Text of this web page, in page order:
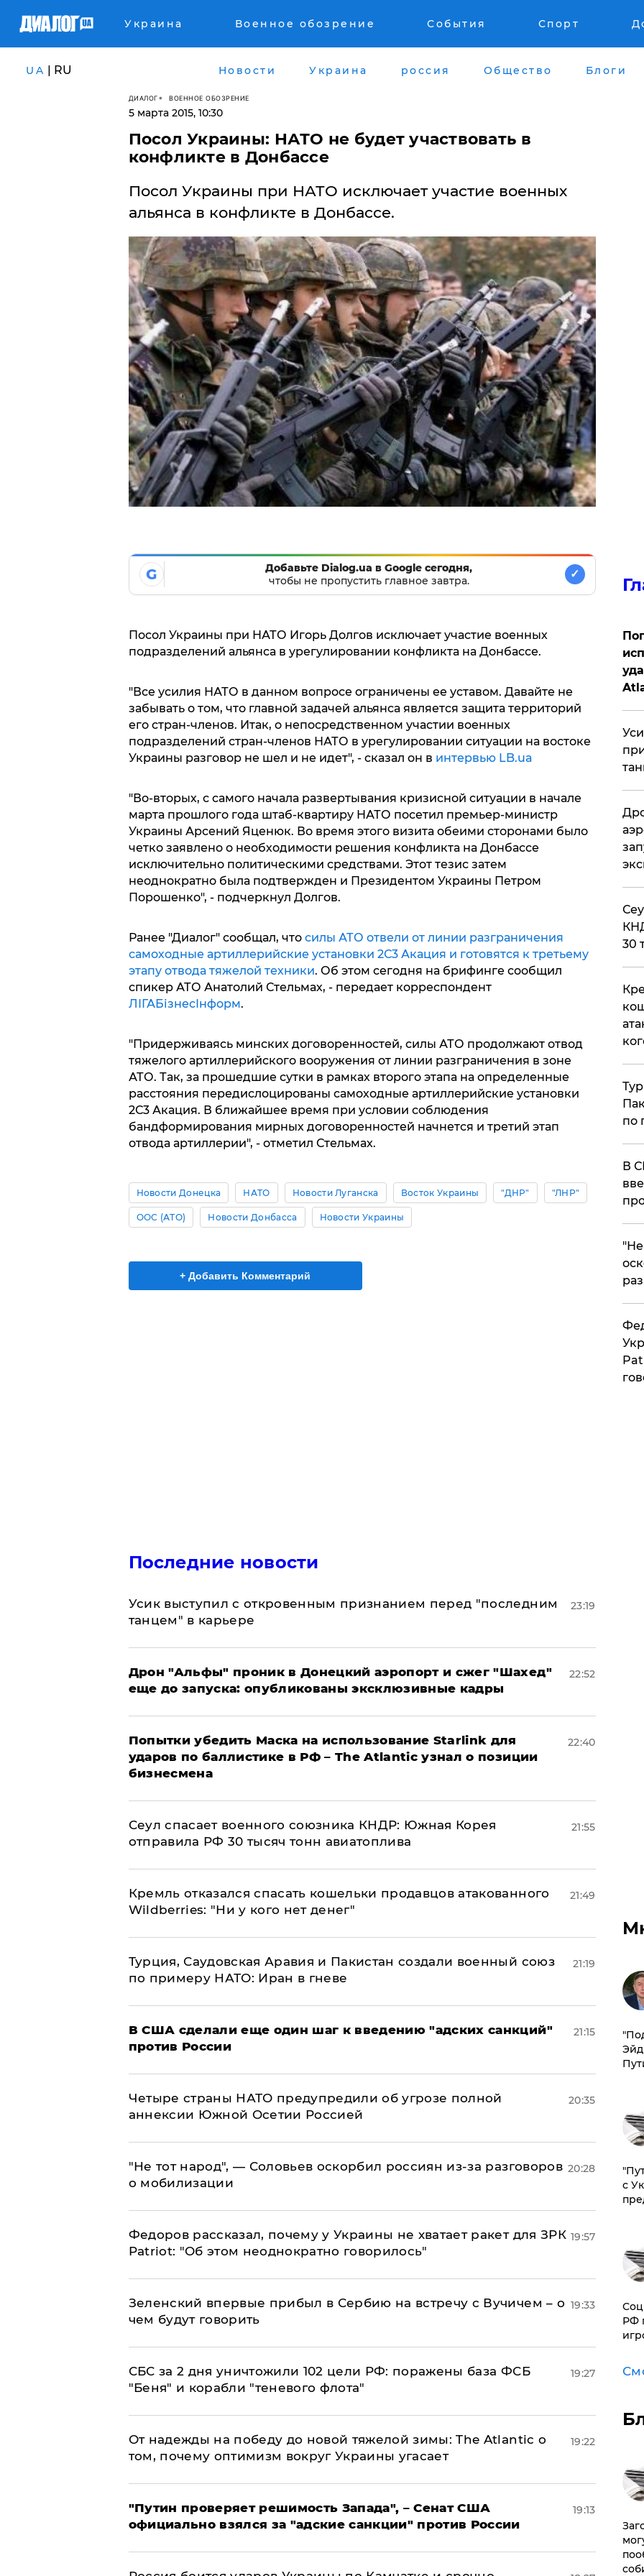
Украина Военное обозрение События Спорт
UA | RU Новости Украина россия Общество Блоги
ДИАЛОГ ВОЕННОЕ ОБОЗРЕНИЕ
5 марта 2015, 10:30
Посол Украины: НАТО не будет участвовать в
конфликте в Донбассе
Посол Украины при НАТО исключает участие военных
альянса в конфликте в Донбассе.
G
Добавьте Dialog.ua в Google сегодня,
чтобы не пропустить главное завтра.
✓
Посол Украины при НАТО Игорь Долгов исключает участие военных
подразделений альянса в урегулировании конфликта на Донбассе.
"Все усилия НАТО в данном вопросе ограничены ее уставом. Давайте не
забывать о том, что главной задачей альянса является защита территорий
его стран-членов. Итак, о непосредственном участии военных
подразделений стран-членов НАТО в урегулировании ситуации на востоке
Украины разговор не шел и не идет", - сказал он в интервью LB.ua
"Во-вторых, с самого начала развертывания кризисной ситуации в начале
марта прошлого года штаб-квартиру НАТО посетил премьер-министр
Украины Арсений Яценюк. Во время этого визита обеими сторонами было
четко заявлено о необходимости решения конфликта на Донбассе
исключительно политическими средствами. Этот тезис затем
неоднократно была подтвержден и Президентом Украины Петром
Порошенко", - подчеркнул Долгов.
Ранее "Диалог" сообщал, что силы АТО отвели от линии разграничения
самоходные артиллерийские установки 2С3 Акация и готовятся к третьему
этапу отвода тяжелой техники. Об этом сегодня на брифинге сообщил
спикер АТО Анатолий Стельмах, - передает корреспондент
ЛІГАБізнесІнформ.
"Придерживаясь минских договоренностей, силы АТО продолжают отвод
тяжелого артиллерийского вооружения от линии разграничения в зоне
АТО. Так, за прошедшие сутки в рамках второго этапа на определенные
расстояния передислоцированы самоходные артиллерийские установки
2С3 Акация. В ближайшее время при условии соблюдения
бандформирования мирных договоренностей начнется и третий этап
отвода артиллерии", - отметил Стельмах.
Новости Донецка НАТО Новости Луганска Восток Украины "ДНР" "ЛНР"
ООС (АТО) Новости Донбасса Новости Украины
+ Добавить Комментарий
Последние новости
Усик выступил с откровенным признанием перед "последним
танцем" в карьере
23:19
Дрон "Альфы" проник в Донецкий аэропорт и сжег "Шахед"
еще до запуска: опубликованы эксклюзивные кадры
22:52
Попытки убедить Маска на использование Starlink для
ударов по баллистике в РФ – The Atlantic узнал о позиции
бизнесмена
22:40
​Сеул спасает военного союзника КНДР: Южная Корея
отправила РФ 30 тысяч тонн авиатоплива
21:55
Кремль отказался спасать кошельки продавцов атакованного
Wildberries: "Ни у кого нет денег"
21:49
Турция, Саудовская Аравия и Пакистан создали военный союз
по примеру НАТО: Иран в гневе
21:19
В США сделали еще один шаг к введению "адских санкций"
против России
21:15
Четыре страны НАТО предупредили об угрозе полной
аннексии Южной Осетии Россией
20:35
​"Не тот народ", — Соловьев оскорбил россиян из-за разговоров
о мобилизации
20:28
Федоров рассказал, почему у Украины не хватает ракет для ЗРК
Patriot: "Об этом неоднократно говорилось"
19:57
Зеленский впервые прибыл в Сербию на встречу с Вучичем – о
чем будут говорить
19:33
СБС за 2 дня уничтожили 102 цели РФ: поражены база ФСБ
"Беня" и корабли "теневого флота"
19:27
От надежды на победу до новой тяжелой зимы: The Atlantic о
том, почему оптимизм вокруг Украины угасает
19:22
"Путин проверяет решимость Запада", – Сенат США
официально взялся за "адские санкции" против России
19:13
30
по
В
с
РФ